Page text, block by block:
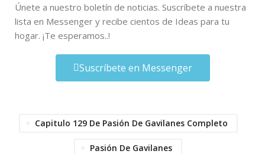
Únete a nuestro boletín de noticias. Suscríbete a nuestra
lista en Messenger y recibe cientos de Ideas para tu
hogar. ¡Te esperamos..!
Suscríbete en Messenger
Capitulo 129 De Pasión De Gavilanes Completo
Pasión De Gavilanes